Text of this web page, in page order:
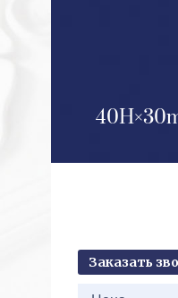
40H
Заказать